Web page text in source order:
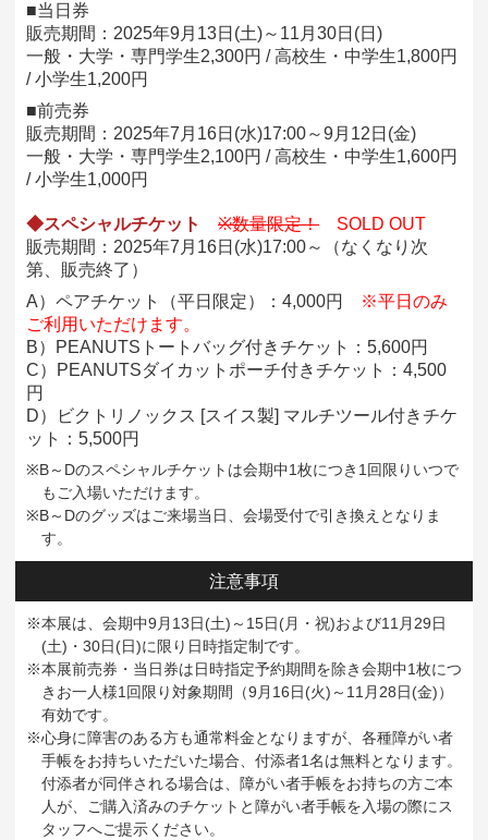
■当日券
販売期間：2025年9月13日(土)～11月30日(日)
一般・大学・専門学生2,300円 / 高校生・中学生1,800円
/ 小学生1,200円
■前売券
販売期間：2025年7月16日(水)17:00～9月12日(金)
一般・大学・専門学生2,100円 / 高校生・中学生1,600円
/ 小学生1,000円
◆スペシャルチケット ※数量限定！ SOLD OUT
販売期間：2025年7月16日(水)17:00～（なくなり次
第、販売終了）
A）ペアチケット（平日限定）：4,000円
※平日のみ
ご利用いただけます。
B）PEANUTSトートバッグ付きチケット：5,600円
C）PEANUTSダイカットポーチ付きチケット：4,500
円
D）ビクトリノックス [スイス製] マルチツール付きチケ
ット：5,500円
※B～Dのスペシャルチケットは会期中1枚につき1回限りいつで
もご入場いただけます。
※B～Dのグッズはご来場当日、会場受付で引き換えとなりま
す。
注意事項
※本展は、会期中9月13日(土)～15日(月・祝)および11月29日
(土)・30日(日)に限り日時指定制です。
※本展前売券・当日券は日時指定予約期間を除き会期中1枚につ
きお一人様1回限り対象期間（9月16日(火)～11月28日(金)）
有効です。
※心身に障害のある方も通常料金となりますが、各種障がい者
手帳をお持ちいただいた場合、付添者1名は無料となります。
付添者が同伴される場合は、障がい者手帳をお持ちの方ご本
人が、ご購入済みのチケットと障がい者手帳を入場の際にス
タッフへご提示ください。